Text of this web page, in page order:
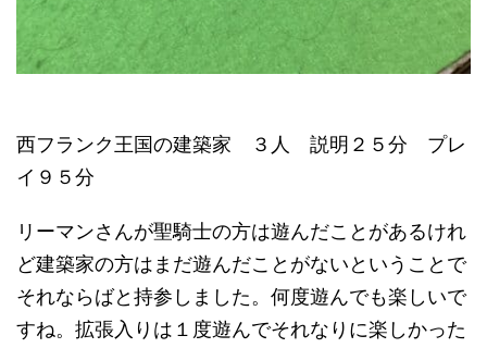
西フランク王国の建築家 ３人 説明２５分 プレ
イ９５分
リーマンさんが聖騎士の方は遊んだことがあるけれ
ど建築家の方はまだ遊んだことがないということで
それならばと持参しました。何度遊んでも楽しいで
すね。拡張入りは１度遊んでそれなりに楽しかった